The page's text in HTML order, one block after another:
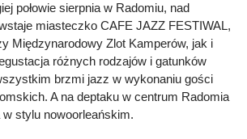
połowie sierpnia w Radomiu, nad
miasteczko CAFE JAZZ FESTIWAL,
Międzynarodowy Zlot Kamperów, jak i
różnych rodzajów i gatunków
brzmi jazz w wykonaniu gości
A na deptaku w centrum Radomia
stylu nowoorleańskim.